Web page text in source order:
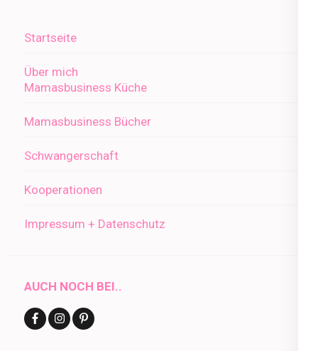
Startseite
Über mich
Mamasbusiness Küche
Mamasbusiness Bücher
Schwangerschaft
Kooperationen
Impressum + Datenschutz
AUCH NOCH BEI..